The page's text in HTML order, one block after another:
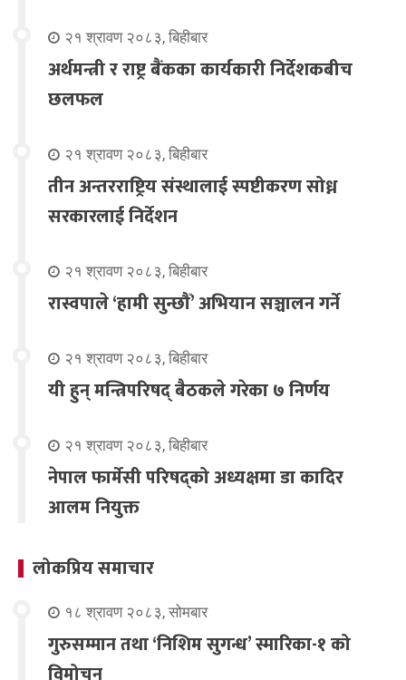
२१ श्रावण २०८३, बिहीबार
अर्थमन्त्री र राष्ट्र बैंकका कार्यकारी निर्देशकबीच
छलफल
२१ श्रावण २०८३, बिहीबार
तीन अन्तरराष्ट्रिय संस्थालाई स्पष्टीकरण सोध्न
सरकारलाई निर्देशन
२१ श्रावण २०८३, बिहीबार
रास्वपाले ‘हामी सुन्छौँ’ अभियान सञ्चालन गर्ने
२१ श्रावण २०८३, बिहीबार
यी हुन् मन्त्रिपरिषद् बैठकले गरेका ७ निर्णय
२१ श्रावण २०८३, बिहीबार
नेपाल फार्मेसी परिषद्को अध्यक्षमा डा कादिर
आलम नियुक्त
लोकप्रिय समाचार
१८ श्रावण २०८३, सोमबार
गुरुसम्मान तथा ‘निशिम सुगन्ध’ स्मारिका-१ को